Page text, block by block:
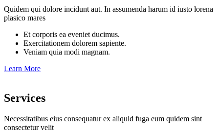
Quidem qui dolore incidunt aut. In assumenda harum id iusto lorena
plasico mares
Et corporis ea eveniet ducimus.
Exercitationem dolorem sapiente.
Veniam quia modi magnam.
Learn More
Services
Necessitatibus eius consequatur ex aliquid fuga eum quidem sint
consectetur velit